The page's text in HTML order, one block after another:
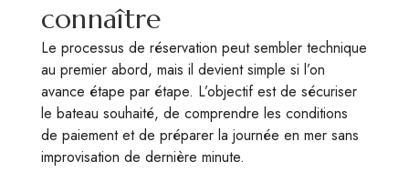
connaître
Le processus de réservation peut sembler technique
au premier abord, mais il devient simple si l’on
avance étape par étape. L’objectif est de sécuriser
le bateau souhaité, de comprendre les conditions
de paiement et de préparer la journée en mer sans
improvisation de dernière minute.